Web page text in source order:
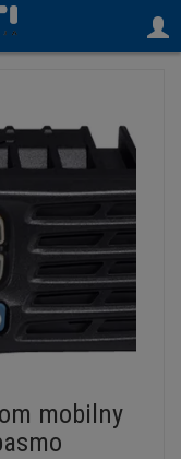
mobilny